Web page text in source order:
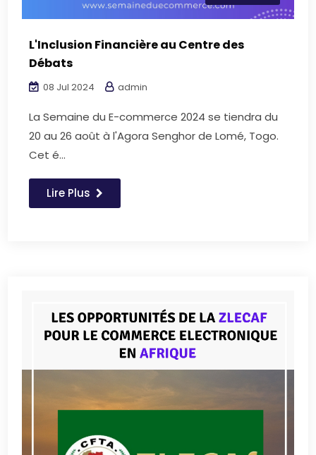
L'Inclusion Financière au Centre des
Débats
08 Jul 2024 admin
La Semaine du E-commerce 2024 se tiendra du
20 au 26 août à l'Agora Senghor de Lomé, Togo.
Cet é...
Lire Plus